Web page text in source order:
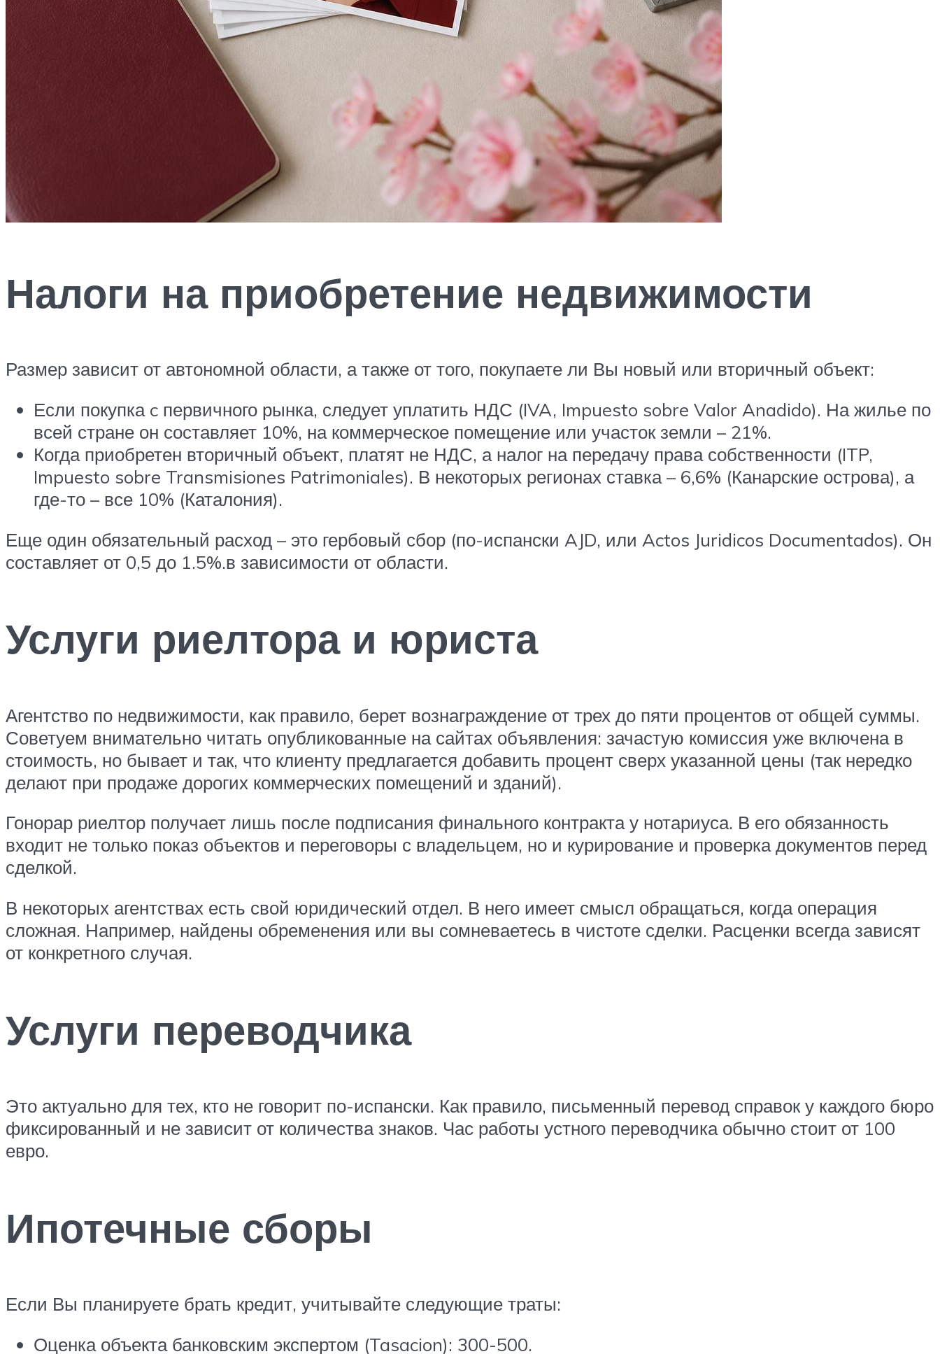
Налоги на приобретение недвижимости
Размер зависит от автономной области, а также от того, покупаете ли Вы новый или вторичный объект:
Если покупка c первичного рынка, следует уплатить НДС (IVA, Impuesto sobre Valor Anadido). На жилье по
всей стране он составляет 10%, на коммерческое помещение или участок земли – 21%.
Когда приобретен вторичный объект, платят не НДС, а налог на передачу права собственности (ITP,
Impuesto sobre Transmisiones Patrimoniales). В некоторых регионах ставка – 6,6% (Канарские острова), а
где-то – все 10% (Каталония).
Еще один обязательный расход – это гербовый сбор (по-испански AJD, или Actos Juridicos Documentados). Он
составляет от 0,5 до 1.5%.в зависимости от области.
Услуги риелтора и юриста
Агентство по недвижимости, как правило, берет вознаграждение от трех до пяти процентов от общей суммы.
Советуем внимательно читать опубликованные на сайтах объявления: зачастую комиссия уже включена в
стоимость, но бывает и так, что клиенту предлагается добавить процент сверх указанной цены (так нередко
делают при продаже дорогих коммерческих помещений и зданий).
Гонорар риелтор получает лишь после подписания финального контракта у нотариуса. В его обязанность
входит не только показ объектов и переговоры с владельцем, но и курирование и проверка документов перед
сделкой.
В некоторых агентствах есть свой юридический отдел. В него имеет смысл обращаться, когда операция
сложная. Например, найдены обременения или вы сомневаетесь в чистоте сделки. Расценки всегда зависят
от конкретного случая.
Услуги переводчика
Это актуально для тех, кто не говорит по-испански. Как правило, письменный перевод справок у каждого бюро
фиксированный и не зависит от количества знаков. Час работы устного переводчика обычно стоит от 100
евро.
Ипотечные сборы
Если Вы планируете брать кредит, учитывайте следующие траты:
Оценка объекта банковским экспертом (Tasacion): 300-500.